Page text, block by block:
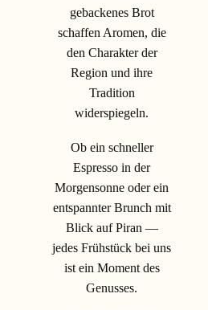
gebackenes Brot
schaffen Aromen, die
den Charakter der
Region und ihre
Tradition
widerspiegeln.
Ob ein schneller
Espresso in der
Morgensonne oder ein
entspannter Brunch mit
Blick auf Piran —
jedes Frühstück bei uns
ist ein Moment des
Genusses.